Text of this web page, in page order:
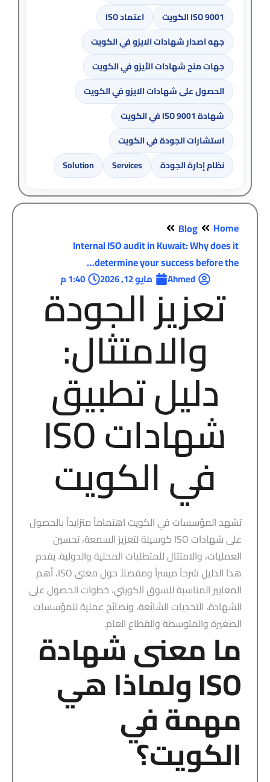
ISO 9001 الكويت
اعتماد ISO
جهه اصدار شهادات الايزو في الكويت
جهات منح شهادات الأيزو في الكويت
الحصول على شهادات الايزو في الكويت
شهادة ISO 9001 في الكويت
استشارات الجودة في الكويت
نظام إدارة الجودة
Services
Solution
Home
Blog
Internal ISO audit in Kuwait: Why does it
determine your success before the…
Ahmed مايو 12, 2026 1:40 م
تعزيز الجودة
والامتثال:
دليل تطبيق
شهادات ISO
في الكويت
تشهد المؤسسات في الكويت اهتماماً متزايداً بالحصول
على شهادات ISO كوسيلة لتعزيز السمعة، تحسين
العمليات، والامتثال للمتطلبات المحلية والدولية. يقدم
هذا الدليل شرحاً ميسراً ومفصلاً حول معنى ISO، أهم
المعايير المناسبة للسوق الكويتي، خطوات الحصول على
الشهادة، التحديات الشائعة، ونصائح عملية للمؤسسات
الصغيرة والمتوسطة والقطاع العام.
ما معنى شهادة
ISO ولماذا هي
مهمة في
الكويت؟